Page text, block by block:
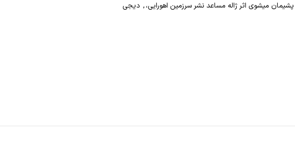
میشوی اثر ژاله مساعد نشر سرزمین اهورایی،, دیجی